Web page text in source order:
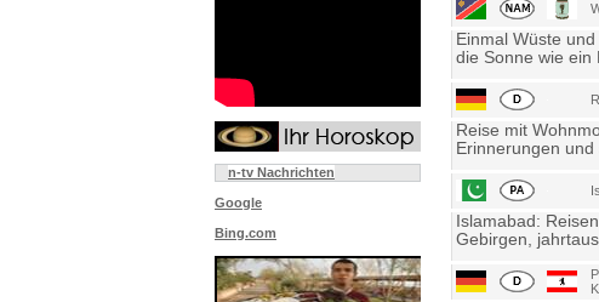
Einmal Wüste
die Sonne wie ein
Reise mit
Erinnerungen
Islamabad:
Gebirgen,
n-tv Nachrichten
Google
Bing.com